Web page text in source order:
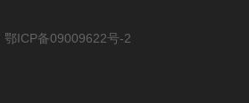
鄂ICP备09009622号-2